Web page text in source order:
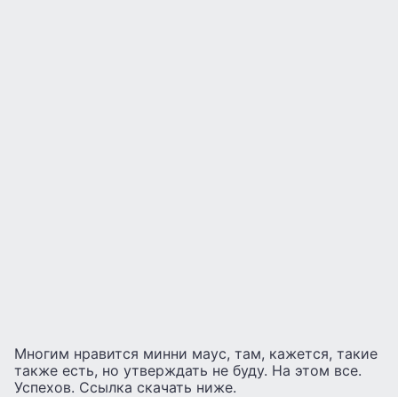
Многим нравится минни маус, там, кажется, такие
также есть, но утверждать не буду. На этом все.
Успехов. Ссылка скачать ниже.